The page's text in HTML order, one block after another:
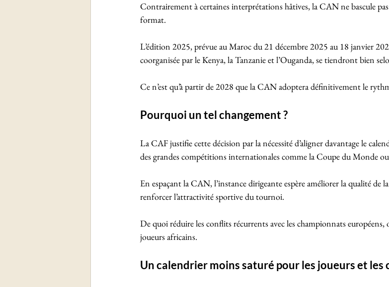
Contrairement à certaines interprétations hâtives, la CAN ne bascule
format.
L’édition 2025, prévue au Maroc du 21 décembre 2025 au 18 janvier
coorganisée par le Kenya, la Tanzanie et l’Ouganda, se tiendront bien
Ce n’est qu’à partir de 2028 que la CAN adoptera définitivement le
Pourquoi un tel changement ?
La CAF justifie cette décision par la nécessité d’aligner davantage le
des grandes compétitions internationales comme la Coupe du Monde
En espaçant la CAN, l’instance dirigeante espère améliorer la qualité de
renforcer l’attractivité sportive du tournoi.
De quoi réduire les conflits récurrents avec les championnats européens,
joueurs africains.
Un calendrier moins saturé pour les joueurs et les